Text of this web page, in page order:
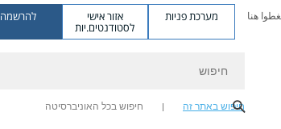
هنا מערכת פניות אזור אישי
לסטודנטים.יות
להרשמה
חיפוש באתר זה חיפוש בכל האוניברסיטה